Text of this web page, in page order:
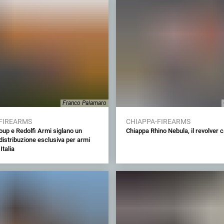
Franco Palamaro
e Redolfi Armi siglano un
esclusiva per armi
CHIAPPA-FIREARMS
Chiappa Rhino Nebula, il revolver